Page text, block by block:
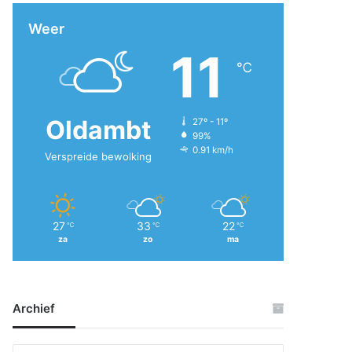
Weer
Oldambt
Verspreide bewolking
11 ℃
27º - 11º
99%
0.91 km/h
27 ℃
za
33 ℃
zo
22 ℃
ma
Archief